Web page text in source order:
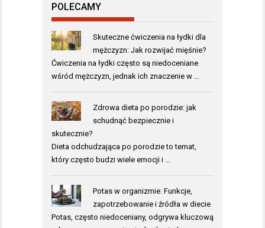
POLECAMY
Skuteczne ćwiczenia na łydki dla
mężczyzn: Jak rozwijać mięśnie?
Ćwiczenia na łydki często są niedoceniane
wśród mężczyzn, jednak ich znaczenie w …
Zdrowa dieta po porodzie: jak
schudnąć bezpiecznie i
skutecznie?
Dieta odchudzająca po porodzie to temat,
który często budzi wiele emocji i …
Potas w organizmie: Funkcje,
zapotrzebowanie i źródła w diecie
Potas, często niedoceniany, odgrywa kluczową